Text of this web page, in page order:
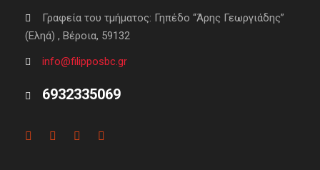
Γραφεία του τμήματος: Γηπέδο “Άρης Γεωργιάδης”
(Εληά) , Βέροια, 59132
info@filipposbc.gr
6932335069